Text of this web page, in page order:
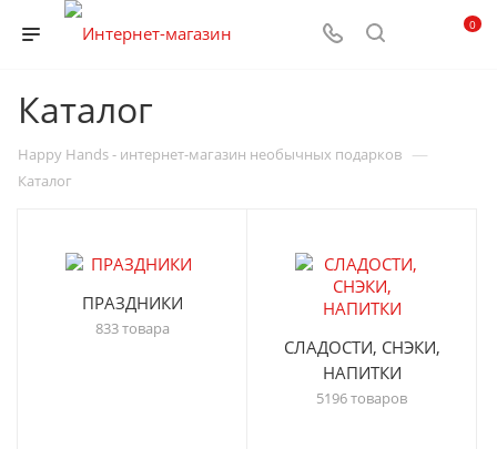
0
Каталог
Happy Hands - интернет-магазин необычных подарков —
Каталог
ПРАЗДНИКИ
833 товара
СЛАДОСТИ, СНЭКИ,
НАПИТКИ
5196 товаров